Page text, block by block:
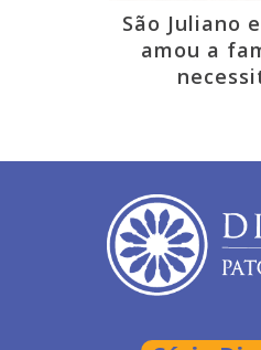
São Juliano
amou a